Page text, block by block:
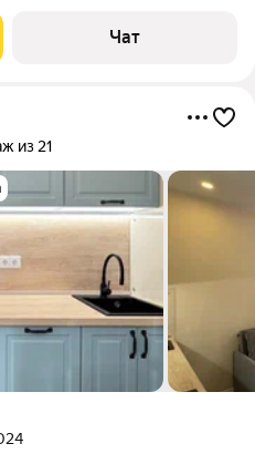
окна выходят на улицу. В
Чат
из 21